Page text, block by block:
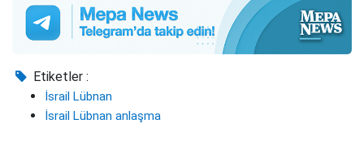
Etiketler :
İsrail Lübnan
İsrail Lübnan anlaşma